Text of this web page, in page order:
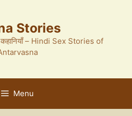
Stories
कहानियाँ – Hindi Sex Stories of
Menu